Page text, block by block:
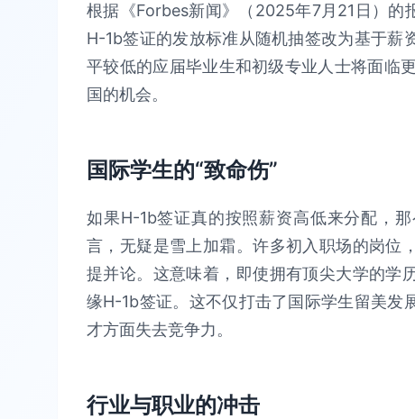
根据《Forbes新闻》（2025年7月21日）的
H-1b签证的发放标准从随机抽签改为基于薪
平较低的应届毕业生和初级专业人士将面临
国的机会。
国际学生的“致命伤”
如果H-1b签证真的按照薪资高低来分配，
言，无疑是雪上加霜。许多初入职场的岗位
提并论。这意味着，即使拥有顶尖大学的学
缘H-1b签证。这不仅打击了国际学生留美发
才方面失去竞争力。
行业与职业的冲击